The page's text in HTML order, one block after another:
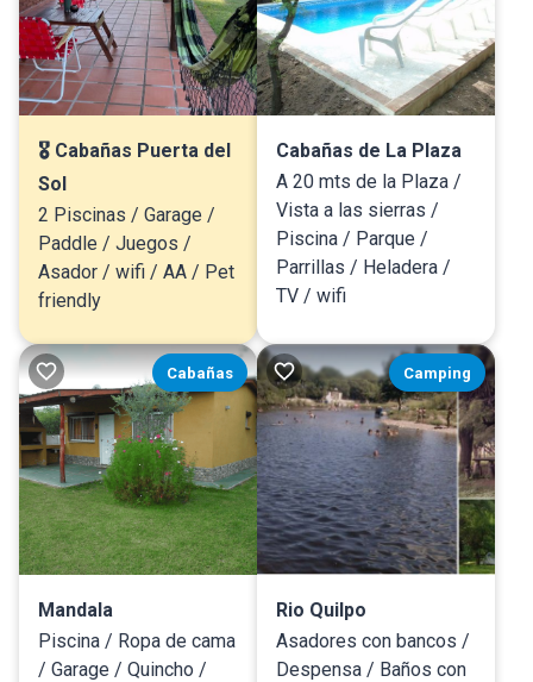
🎖 Cabañas Puerta del
Sol
2 Piscinas / Garage /
Paddle / Juegos /
Asador / wifi / AA / Pet
friendly
Cabañas de La Plaza
A 20 mts de la Plaza /
Vista a las sierras /
Piscina / Parque /
Parrillas / Heladera /
TV / wifi
Cabañas
Mandala
Piscina / Ropa de cama
/ Garage / Quincho /
Camping
Rio Quilpo
Asadores con bancos /
Despensa / Baños con